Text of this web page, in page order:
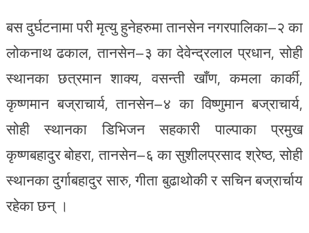
बस दुर्घटनामा परी मृत्यु हुनेहरुमा तानसेन नगरपालिका–२ का
लोकनाथ ढकाल, तानसेन–३ का देवेन्द्रलाल प्रधान, सोही
स्थानका छत्रमान शाक्य, वसन्ती खाँण, कमला कार्की,
कृष्णमान बज्राचार्य, तानसेन–४ का विष्णुमान बज्राचार्य,
सोही स्थानका डिभिजन सहकारी पाल्पाका प्रमुख
कृष्णबहादुर बोहरा, तानसेन–६ का सुशीलप्रसाद श्रेष्ठ, सोही
स्थानका दुर्गाबहादुर सारु, गीता बुढाथोकी र सचिन बज्रार्चाय
रहेका छन् ।